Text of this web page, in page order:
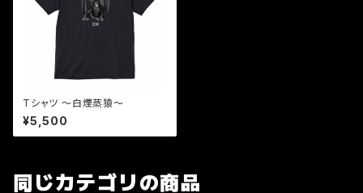
Tシャツ 〜白煙蒸猿〜
¥5,500
同じカテゴリの商品